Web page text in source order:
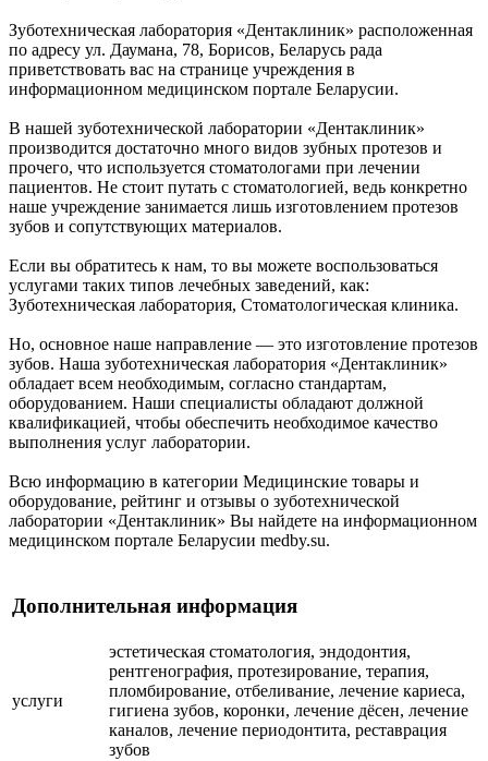
Зуботехническая лаборатория «Дентаклиник» расположенная
по адресу ул. Даумана, 78, Борисов, Беларусь рада
приветствовать вас на странице учреждения в
информационном медицинском портале Беларусии.
В нашей зуботехнической лаборатории «Дентаклиник»
производится достаточно много видов зубных протезов и
прочего, что используется стоматологами при лечении
пациентов. Не стоит путать с стоматологией, ведь конкретно
наше учреждение занимается лишь изготовлением протезов
зубов и сопутствующих материалов.
Если вы обратитесь к нам, то вы можете воспользоваться
услугами таких типов лечебных заведений, как:
Зуботехническая лаборатория, Стоматологическая клиника.
Но, основное наше направление — это изготовление протезов
зубов. Наша зуботехническая лаборатория «Дентаклиник»
обладает всем необходимым, согласно стандартам,
оборудованием. Наши специалисты обладают должной
квалификацией, чтобы обеспечить необходимое качество
выполнения услуг лаборатории.
Всю информацию в категории Медицинские товары и
оборудование, рейтинг и отзывы о зуботехнической
лаборатории «Дентаклиник» Вы найдете на информационном
медицинском портале Беларусии medby.su.
Дополнительная информация
услуги
эстетическая стоматология, эндодонтия,
рентгенография, протезирование, терапия,
пломбирование, отбеливание, лечение кариеса,
гигиена зубов, коронки, лечение дёсен, лечение
каналов, лечение периодонтита, реставрация
зубов